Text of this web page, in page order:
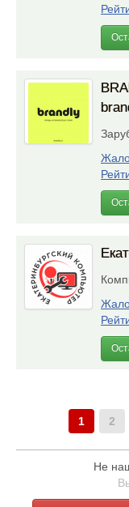
1 2
Не